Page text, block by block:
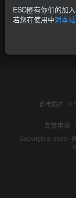
静电防护（
友链申请
Copyright © 2023 ·
ESD圈有你们的加
若您在使用中对本